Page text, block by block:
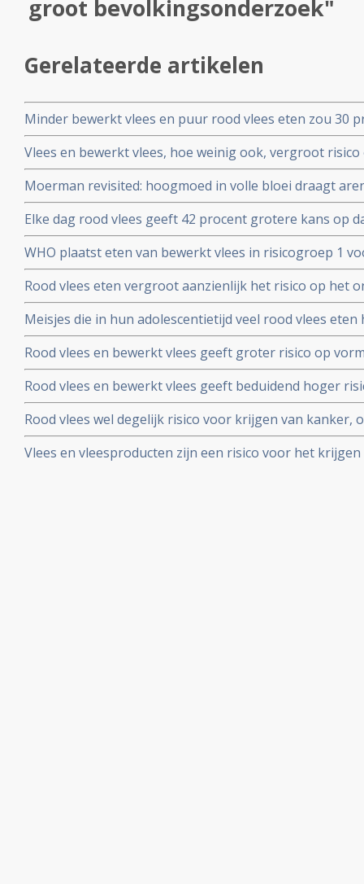
groot bevolkingsonderzoek"
Gerelateerde artikelen
Minder bewerkt vlees en puur rood vlees eten zou 30
diabetes type 2, hart- en vaatziekten, darmkanker en
veroorzaken
Vlees en bewerkt vlees, hoe weinig ook, vergroot
volkoren producten vermindert juist het risico op
bevolkingsonderzoek
Moerman revisited: hoogmoed in volle bloei draagt
bioloog drs. Engelbert Valstar legt de hypocrisie van
analyse over voeding bij kanker
Elke dag rood vlees geeft 42 procent grotere kans op
geen vlees eten blijkt uit groot bevolkingsonderzoek in
WHO plaatst eten van bewerkt vlees in risicogroep 1
rood vlees zelf in categorie 2 op basis van grote
Rood vlees eten vergroot aanzienlijk het risico op het
zwangerschapsdiabetes mellitus (GDM). Noten,
het risico op GDM)
Meisjes die in hun adolescentietijd veel rood vlees
vergroot risico op het krijgen van borstkanker voor de
langjarige studie onder 40.000 verpleegsters.
Rood vlees en bewerkt vlees geeft groter risico op
groot bevolkingsonderzoek
Rood vlees en bewerkt vlees geeft beduidend hoger
aantal nieuwe studies. Een gezonde leefstijl en
voorkomen
Rood vlees wel degelijk risico voor krijgen van kanker,
woorden van Voorlichtingsbureau voor Vlees en het
uit studieanalyse en weerwoord van arts- bioloog drs.
Vlees en vleesproducten zijn een risico voor het